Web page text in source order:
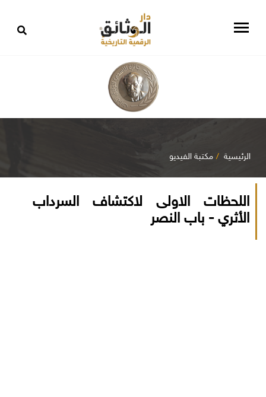
الرئيسية مكتبة الفيديو
اللحظات الاولى لاكتشاف السرداب
الأثري - باب النصر